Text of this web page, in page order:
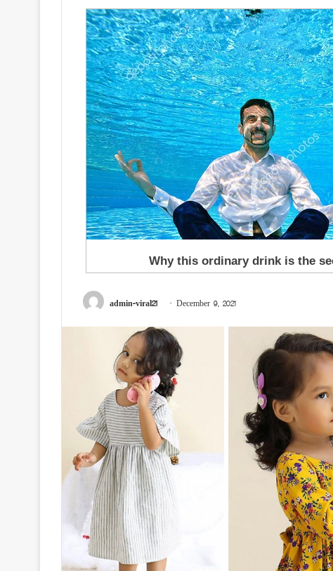
admin-viral21 December 9, 2021